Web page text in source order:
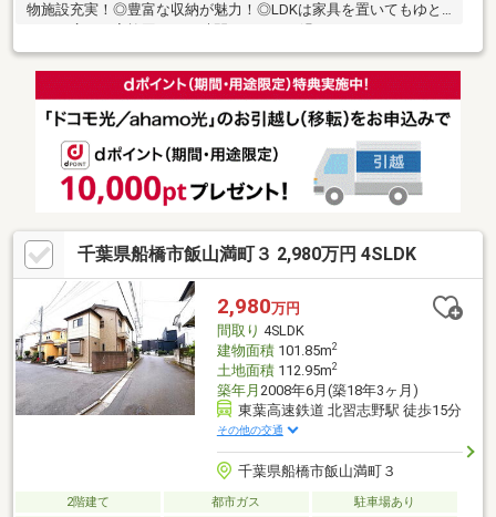
物施設充実！◎豊富な収納が魅力！◎LDKは家具を置いてもゆと
ね！◎子育てしやすい住環境！◎家事動線に配慮した間取りで
す！◎和室はくつろぎの空間を御提供いたします。
千葉県船橋市飯山満町３ 2,980万円 4SLDK
2,980万円
間取り 4SLDK
建物面積101.85m2
土地面積112.95m2
築年月 2008年6月(築18年3ヶ月)
東葉高速鉄道 北習志野駅 徒歩15分
その他の交通
千葉県船橋市飯山満町３
2階建て 都市ガス
駐車場あり